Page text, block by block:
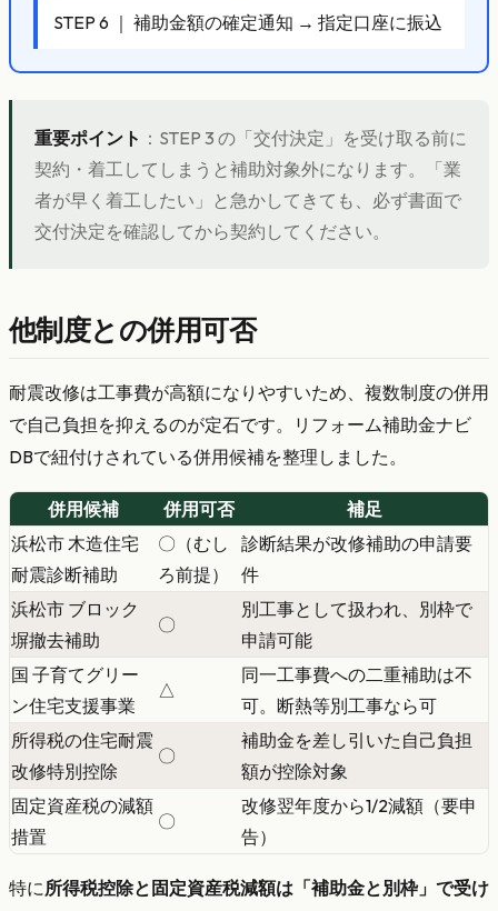
STEP 6 ｜ 補助金額の確定通知 → 指定口座に振込
重要ポイント ：STEP 3 の「交付決定」を受け取る前に
契約・着工してしまうと補助対象外になります。「業
者が早く着工したい」と急かしてきても、必ず書面で
交付決定を確認してから契約してください。
他制度との併用可否
耐震改修は工事費が高額になりやすいため、複数制度の併用
で自己負担を抑えるのが定石です。リフォーム補助金ナビ
DBで紐付けされている併用候補を整理しました。
併用候補 併用可否
補足
浜松市 木造住宅
耐震診断補助
〇（むし
ろ前提）
診断結果が改修補助の申請要
件
浜松市 ブロック
塀撤去補助
〇
別工事として扱われ、別枠で
申請可能
国 子育てグリー
ン住宅支援事業
△
同一工事費への二重補助は不
可。断熱等別工事なら可
所得税の住宅耐震
改修特別控除
〇
補助金を差し引いた自己負担
額が控除対象
固定資産税の減額
措置
〇
改修翌年度から1/2減額（要申
告）
特に 所得税控除と固定資産税減額は「補助金と別枠」で受け